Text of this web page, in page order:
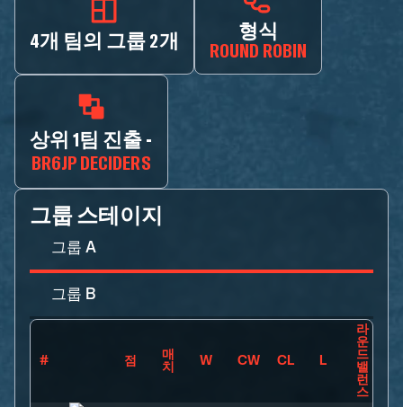
4개 팀의 그룹 2개
형식
ROUND ROBIN
상위 1팀 진출 -
BR6JP DECIDERS
그룹 스테이지
그룹 A
그룹 B
# 점
매
치
W CW CL L
라
운
드
밸
런
스